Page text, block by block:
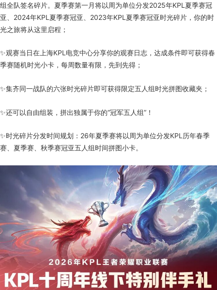
组全队签名碎片。夏季赛第一月将以周为单位分发2025年KPL夏季赛冠
亚、2024年KPL夏季赛冠亚、2023年KPL夏季赛冠亚时光碎片，你的时
光之旅将从这里启程；
✨观赛当日在上海KPL电竞中心分享你的观赛日志，达成条件即可获得春
季赛随机时光小卡，每周数量有限，先到先得；
✨集齐同一战队的六张时光碎片即可获得限定五人组时光拼图收藏夹；
✨还可以自由组装，拼出独属于你的“冠军五人组”！
✨时光碎片分发时间规划：26年夏季赛将以周为单位分发KPL历年春季
赛、夏季赛、秋季赛冠亚五人组时间拼图小卡。